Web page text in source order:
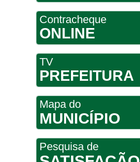
Contracheque
ONLINE
TV
PREFEITURA
Mapa do
MUNICÍPIO
Pesquisa de